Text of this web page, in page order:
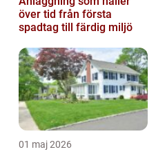
över tid från första
spadtag till färdig miljö
01 maj 2026